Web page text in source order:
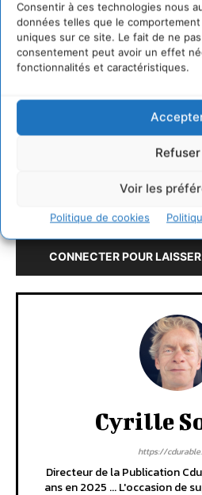
Consentir à ces technologies nous
données telles que le
uniques sur ce site. Le fait de ne
consentement peut avoir un effet
fonctionnalités et caractéristiques.
Refuser
Voir les
Politique de cookies
LAISSER UN COMMENTAIRE
CONNECTER POUR
Cyrille
https://
Directeur de la Publication
ans en 2025 ... L'occasion de